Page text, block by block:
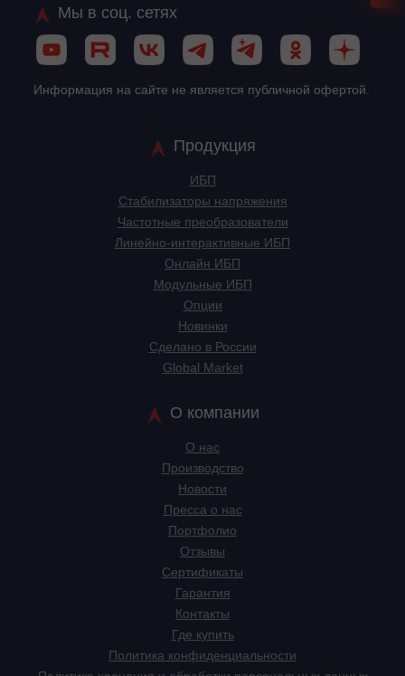
Мы в соц. сетях
Информация на сайте не является публичной офертой.
Продукция
ИБП
Стабилизаторы напряжения
Частотные преобразователи
Линейно-интерактивные ИБП
Онлайн ИБП
Модульные ИБП
Опции
Новинки
Сделано в России
Global Market
О компании
О нас
Производство
Новости
Пресса о нас
Портфолио
Отзывы
Сертификаты
Гарантия
Контакты
Где купить
Политика конфиденциальности